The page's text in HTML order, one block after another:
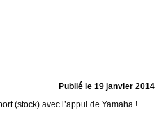
Publié le 19 janvier 2014
(stock) avec l’appui de Yamaha !